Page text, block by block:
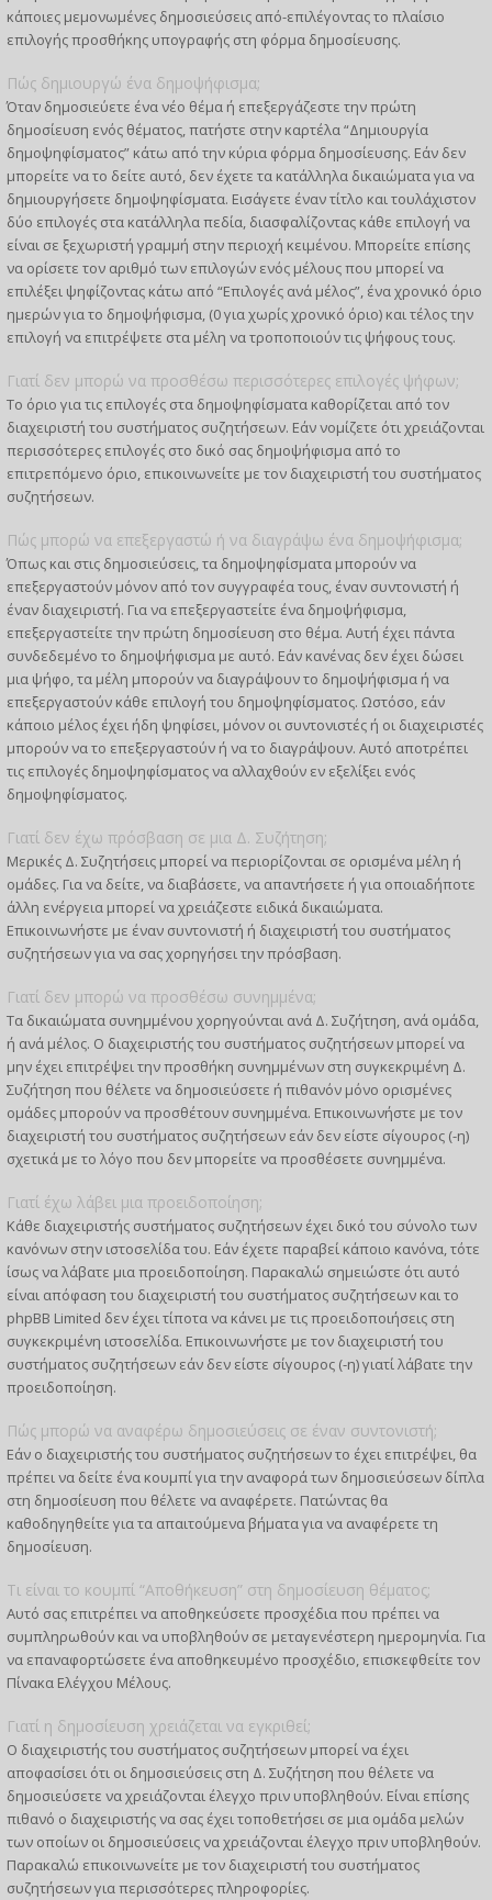
κάποιες μεμονωμένες δημοσιεύσεις από-επιλέγοντας το πλαίσιο
επιλογής προσθήκης υπογραφής στη φόρμα δημοσίευσης.
Πώς δημιουργώ ένα δημοψήφισμα;
Όταν δημοσιεύετε ένα νέο θέμα ή επεξεργάζεστε την πρώτη
δημοσίευση ενός θέματος, πατήστε στην καρτέλα “Δημιουργία
δημοψηφίσματος” κάτω από την κύρια φόρμα δημοσίευσης. Εάν δεν
μπορείτε να το δείτε αυτό, δεν έχετε τα κατάλληλα δικαιώματα για να
δημιουργήσετε δημοψηφίσματα. Εισάγετε έναν τίτλο και τουλάχιστον
δύο επιλογές στα κατάλληλα πεδία, διασφαλίζοντας κάθε επιλογή να
είναι σε ξεχωριστή γραμμή στην περιοχή κειμένου. Μπορείτε επίσης
να ορίσετε τον αριθμό των επιλογών ενός μέλους που μπορεί να
επιλέξει ψηφίζοντας κάτω από “Επιλογές ανά μέλος”, ένα χρονικό όριο
ημερών για το δημοψήφισμα, (0 για χωρίς χρονικό όριο) και τέλος την
επιλογή να επιτρέψετε στα μέλη να τροποποιούν τις ψήφους τους.
Γιατί δεν μπορώ να προσθέσω περισσότερες επιλογές ψήφων;
Το όριο για τις επιλογές στα δημοψηφίσματα καθορίζεται από τον
διαχειριστή του συστήματος συζητήσεων. Εάν νομίζετε ότι χρειάζονται
περισσότερες επιλογές στο δικό σας δημοψήφισμα από το
επιτρεπόμενο όριο, επικοινωνείτε με τον διαχειριστή του συστήματος
συζητήσεων.
Πώς μπορώ να επεξεργαστώ ή να διαγράψω ένα δημοψήφισμα;
Όπως και στις δημοσιεύσεις, τα δημοψηφίσματα μπορούν να
επεξεργαστούν μόνον από τον συγγραφέα τους, έναν συντονιστή ή
έναν διαχειριστή. Για να επεξεργαστείτε ένα δημοψήφισμα,
επεξεργαστείτε την πρώτη δημοσίευση στο θέμα. Αυτή έχει πάντα
συνδεδεμένο το δημοψήφισμα με αυτό. Εάν κανένας δεν έχει δώσει
μια ψήφο, τα μέλη μπορούν να διαγράψουν το δημοψήφισμα ή να
επεξεργαστούν κάθε επιλογή του δημοψηφίσματος. Ωστόσο, εάν
κάποιο μέλος έχει ήδη ψηφίσει, μόνον οι συντονιστές ή οι διαχειριστές
μπορούν να το επεξεργαστούν ή να το διαγράψουν. Αυτό αποτρέπει
τις επιλογές δημοψηφίσματος να αλλαχθούν εν εξελίξει ενός
δημοψηφίσματος.
Γιατί δεν έχω πρόσβαση σε μια Δ. Συζήτηση;
Μερικές Δ. Συζητήσεις μπορεί να περιορίζονται σε ορισμένα μέλη ή
ομάδες. Για να δείτε, να διαβάσετε, να απαντήσετε ή για οποιαδήποτε
άλλη ενέργεια μπορεί να χρειάζεστε ειδικά δικαιώματα.
Επικοινωνήστε με έναν συντονιστή ή διαχειριστή του συστήματος
συζητήσεων για να σας χορηγήσει την πρόσβαση.
Γιατί δεν μπορώ να προσθέσω συνημμένα;
Τα δικαιώματα συνημμένου χορηγούνται ανά Δ. Συζήτηση, ανά ομάδα,
ή ανά μέλος. Ο διαχειριστής του συστήματος συζητήσεων μπορεί να
μην έχει επιτρέψει την προσθήκη συνημμένων στη συγκεκριμένη Δ.
Συζήτηση που θέλετε να δημοσιεύσετε ή πιθανόν μόνο ορισμένες
ομάδες μπορούν να προσθέτουν συνημμένα. Επικοινωνήστε με τον
διαχειριστή του συστήματος συζητήσεων εάν δεν είστε σίγουρος (-η)
σχετικά με το λόγο που δεν μπορείτε να προσθέσετε συνημμένα.
Γιατί έχω λάβει μια προειδοποίηση;
Κάθε διαχειριστής συστήματος συζητήσεων έχει δικό του σύνολο των
κανόνων στην ιστοσελίδα του. Εάν έχετε παραβεί κάποιο κανόνα, τότε
ίσως να λάβατε μια προειδοποίηση. Παρακαλώ σημειώστε ότι αυτό
είναι απόφαση του διαχειριστή του συστήματος συζητήσεων και το
phpBB Limited δεν έχει τίποτα να κάνει με τις προειδοποιήσεις στη
συγκεκριμένη ιστοσελίδα. Επικοινωνήστε με τον διαχειριστή του
συστήματος συζητήσεων εάν δεν είστε σίγουρος (-η) γιατί λάβατε την
προειδοποίηση.
Πώς μπορώ να αναφέρω δημοσιεύσεις σε έναν συντονιστή;
Εάν ο διαχειριστής του συστήματος συζητήσεων το έχει επιτρέψει, θα
πρέπει να δείτε ένα κουμπί για την αναφορά των δημοσιεύσεων δίπλα
στη δημοσίευση που θέλετε να αναφέρετε. Πατώντας θα
καθοδηγηθείτε για τα απαιτούμενα βήματα για να αναφέρετε τη
δημοσίευση.
Τι είναι το κουμπί “Αποθήκευση” στη δημοσίευση θέματος;
Αυτό σας επιτρέπει να αποθηκεύσετε προσχέδια που πρέπει να
συμπληρωθούν και να υποβληθούν σε μεταγενέστερη ημερομηνία. Για
να επαναφορτώσετε ένα αποθηκευμένο προσχέδιο, επισκεφθείτε τον
Πίνακα Ελέγχου Μέλους.
Γιατί η δημοσίευση χρειάζεται να εγκριθεί;
Ο διαχειριστής του συστήματος συζητήσεων μπορεί να έχει
αποφασίσει ότι οι δημοσιεύσεις στη Δ. Συζήτηση που θέλετε να
δημοσιεύσετε να χρειάζονται έλεγχο πριν υποβληθούν. Είναι επίσης
πιθανό ο διαχειριστής να σας έχει τοποθετήσει σε μια ομάδα μελών
των οποίων οι δημοσιεύσεις να χρειάζονται έλεγχο πριν υποβληθούν.
Παρακαλώ επικοινωνείτε με τον διαχειριστή του συστήματος
συζητήσεων για περισσότερες πληροφορίες.